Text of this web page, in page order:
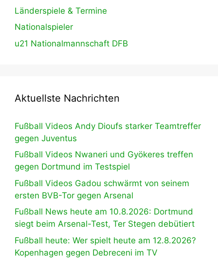
Länderspiele & Termine
Nationalspieler
u21 Nationalmannschaft DFB
Aktuellste Nachrichten
Fußball Videos Andy Dioufs starker Teamtreffer
gegen Juventus
Fußball Videos Nwaneri und Gyökeres treffen
gegen Dortmund im Testspiel
Fußball Videos Gadou schwärmt von seinem
ersten BVB-Tor gegen Arsenal
Fußball News heute am 10.8.2026: Dortmund
siegt beim Arsenal-Test, Ter Stegen debütiert
Fußball heute: Wer spielt heute am 12.8.2026?
Kopenhagen gegen Debreceni im TV